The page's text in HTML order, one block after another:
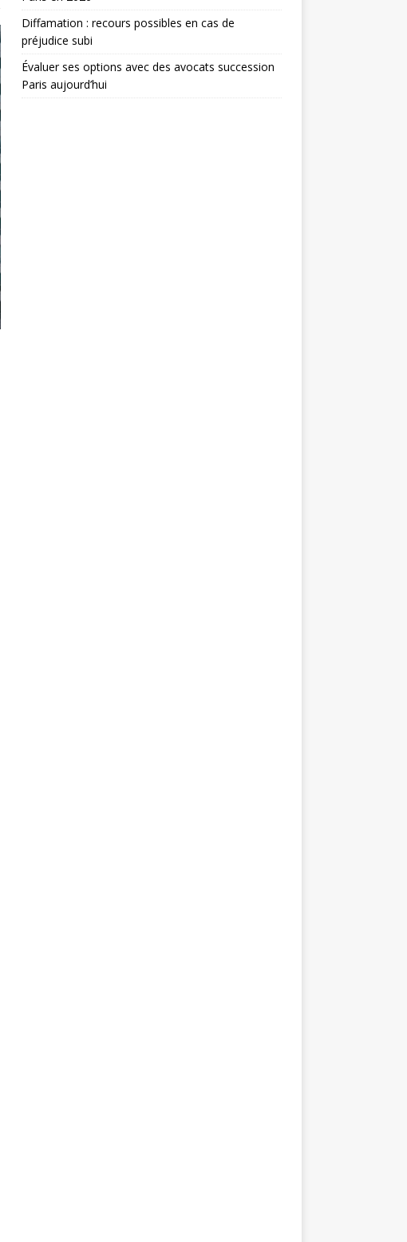
Diffamation : recours possibles en cas de
préjudice subi
Évaluer ses options avec des avocats succession
Paris aujourd’hui